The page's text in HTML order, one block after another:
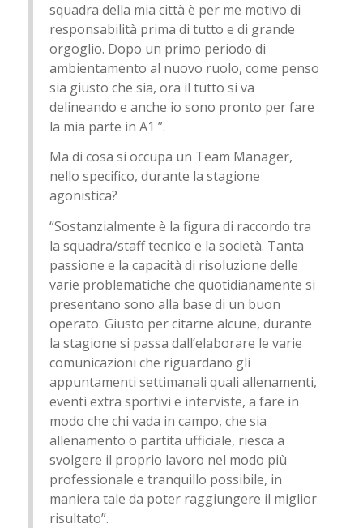
squadra della mia città è per me motivo di
responsabilità prima di tutto e di grande
orgoglio. Dopo un primo periodo di
ambientamento al nuovo ruolo, come penso
sia giusto che sia, ora il tutto si va
delineando e anche io sono pronto per fare
la mia parte in A1 ”.
Ma di cosa si occupa un Team Manager,
nello specifico, durante la stagione
agonistica?
“Sostanzialmente è la figura di raccordo tra
la squadra/staff tecnico e la società. Tanta
passione e la capacità di risoluzione delle
varie problematiche che quotidianamente si
presentano sono alla base di un buon
operato. Giusto per citarne alcune, durante
la stagione si passa dall’elaborare le varie
comunicazioni che riguardano gli
appuntamenti settimanali quali allenamenti,
eventi extra sportivi e interviste, a fare in
modo che chi vada in campo, che sia
allenamento o partita ufficiale, riesca a
svolgere il proprio lavoro nel modo più
professionale e tranquillo possibile, in
maniera tale da poter raggiungere il miglior
risultato”.